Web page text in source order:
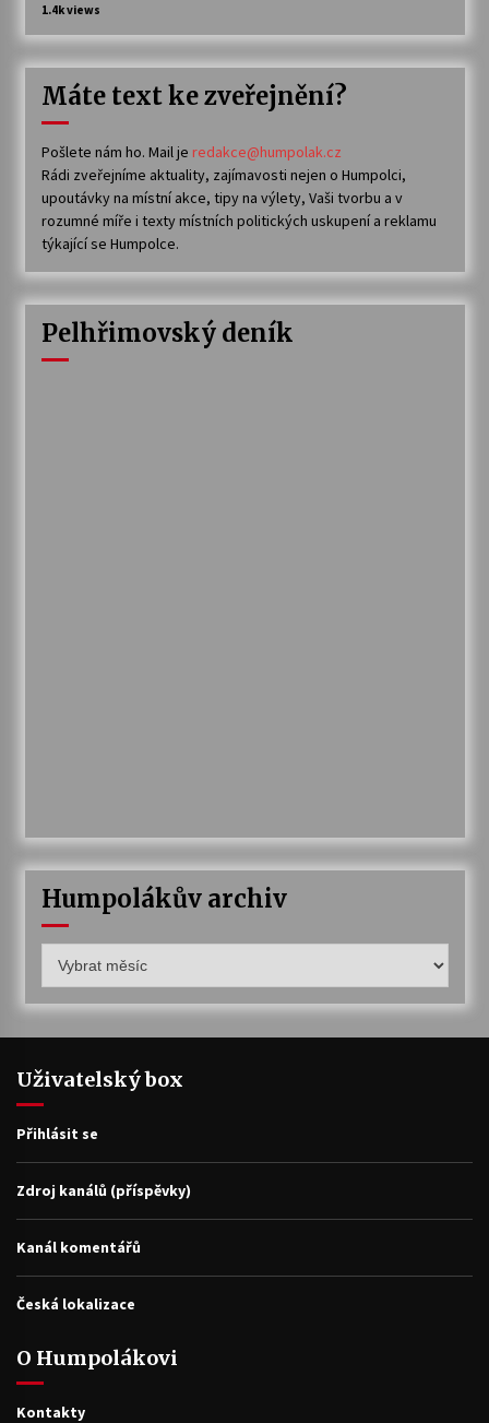
1.4k views
Máte text ke zveřejnění?
Pošlete nám ho. Mail je redakce@humpolak.cz
Rádi zveřejníme aktuality, zajímavosti nejen o Humpolci,
upoutávky na místní akce, tipy na výlety, Vaši tvorbu a v
rozumné míře i texty místních politických uskupení a reklamu
týkající se Humpolce.
Pelhřimovský deník
Humpolákův archiv
archiv
Uživatelský box
Přihlásit se
Zdroj kanálů (příspěvky)
Kanál komentářů
Česká lokalizace
O Humpolákovi
Kontakty